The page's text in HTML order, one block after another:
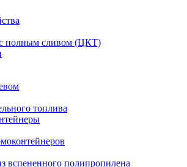
полным сливом (ЦКТ)
топлива
вспененного полипропилена